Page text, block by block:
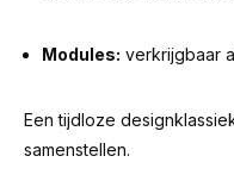
Modules: verkrijgbaar
Een tijdloze
samenstellen.